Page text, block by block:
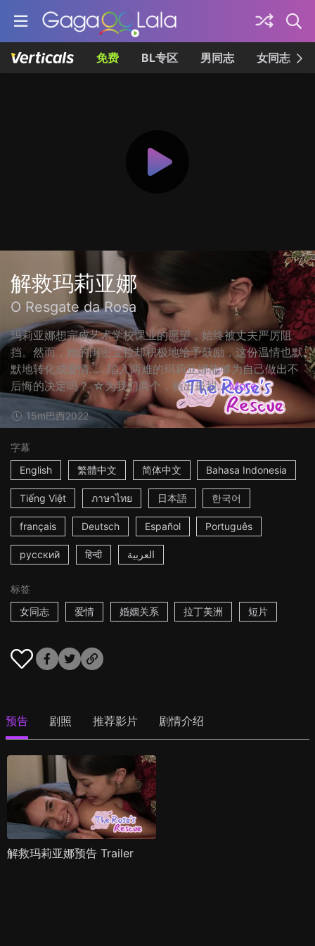
免费 BL专区 男同志 女同志
解救玛莉亚娜
O Resgate da Rosa
玛莉亚娜想完成艺术学校课业的愿望，始终被丈夫严厉阻
挡。然而，她的闺密宝拉却积极地给予鼓励，这份温情也默
默地转化成爱情……陷入两难的玛莉亚娜能够为自己做出不
后悔的决定吗？ ☆为我们两个，画出最甜... More
15m巴西2022
字幕
English
繁體中文 简体中文 Bahasa Indonesia
Tiếng Việt ภาษาไทย 日本語 한국어
français Deutsch Español Português
русский हिन्दी العربية
标签
女同志
爱情 婚姻关系 拉丁美洲 短片
预告 剧照 推荐影片 剧情介绍
解救玛莉亚娜预告 Trailer